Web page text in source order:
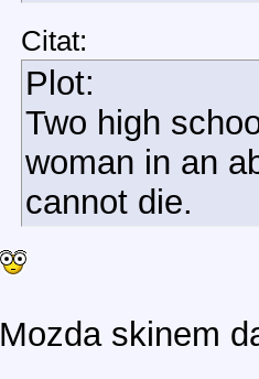
Citat:
Plot:
Two high
woman in an
cannot die.
Mozda skinem